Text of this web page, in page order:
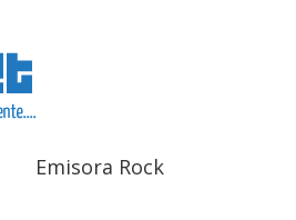
Emisora Rock